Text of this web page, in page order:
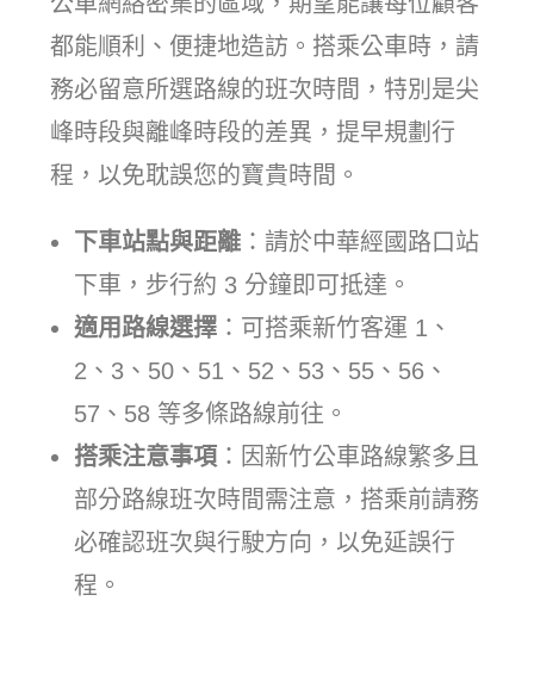
都能順利、便捷地造訪。搭乘公車時，請
務必留意所選路線的班次時間，特別是尖
峰時段與離峰時段的差異，提早規劃行
程，以免耽誤您的寶貴時間。
下車站點與距離 ：請於中華經國路口站
下車，步行約 3 分鐘即可抵達。
適用路線選擇 ：可搭乘新竹客運 1、
2、3、50、51、52、53、55、56、
57、58 等多條路線前往。
搭乘注意事項 ：因新竹公車路線繁多且
部分路線班次時間需注意，搭乘前請務
必確認班次與行駛方向，以免延誤行
程。